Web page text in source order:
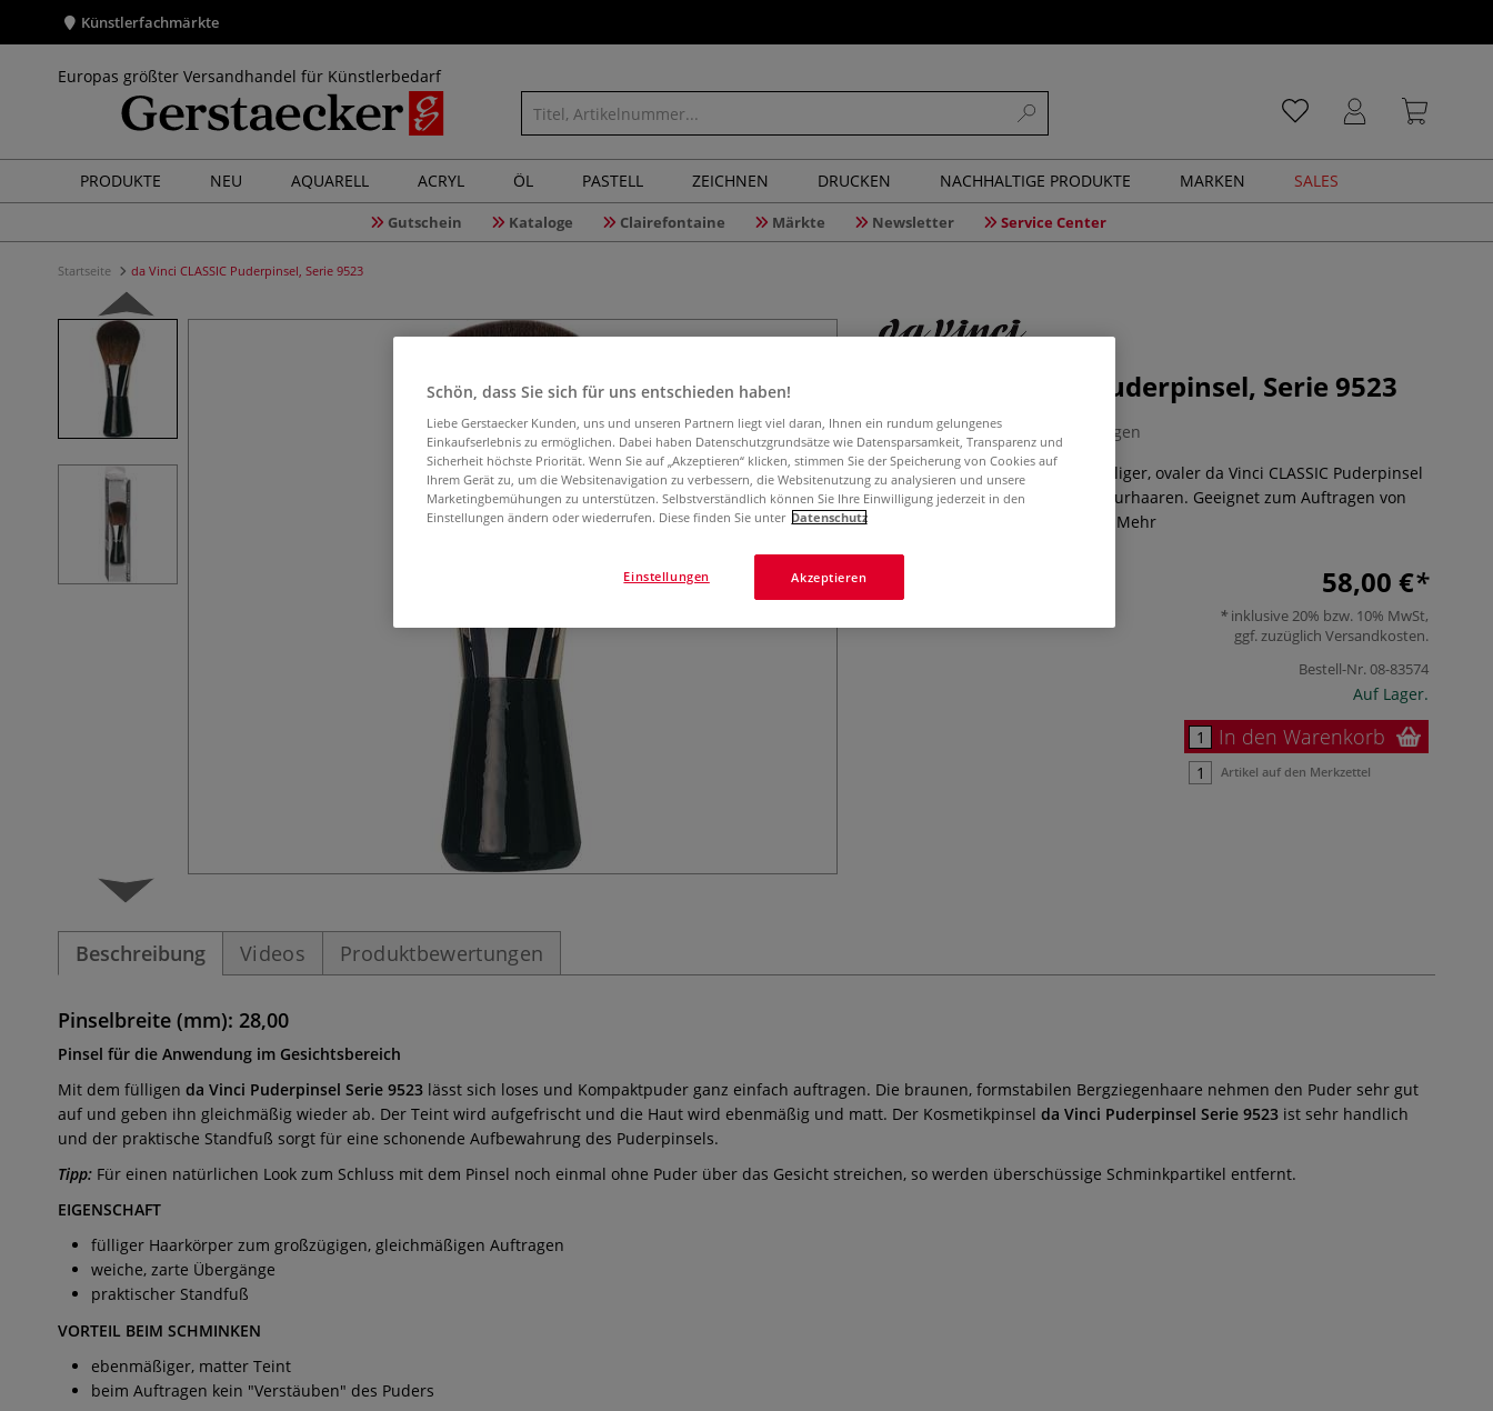
Künstlerfachmärkte
Europas größter Versandhandel für Künstlerbedarf
PRODUKTE NEU AQUARELL ACRYL ÖL PASTELL ZEICHNEN DRUCKEN NACHHALTIGE PRODUKTE MARKEN SALES
Gutschein Kataloge Clairefontaine Märkte Newsletter Service Center
Startseite da Vinci CLASSIC Puderpinsel, Serie 9523
da Vinci CLASSIC Puderpinsel, Serie 9523
0 Bewertungen
Kosmetikpinsel mit Standfuß. Fülliger, ovaler da Vinci CLASSIC Puderpinsel
Serie 9523 aus hochwertigen Naturhaaren. Geeignet zum Auftragen von
Mehr
58,00 €
inklusive 20% bzw. 10% MwSt,
ggf. zuzüglich Versandkosten.
Bestell-Nr.08-83574
Auf Lager.
In den Warenkorb
Artikel auf den Merkzettel
Beschreibung Videos Produktbewertungen
Pinselbreite (mm): 28,00
Pinsel für die Anwendung im Gesichtsbereich
Mit dem fülligen da Vinci Puderpinsel Serie 9523 lässt sich loses und Kompaktpuder ganz einfach auftragen. Die braunen, formstabilen Bergziegenhaare nehmen den Puder sehr gut
auf und geben ihn gleichmäßig wieder ab. Der Teint wird aufgefrischt und die Haut wird ebenmäßig und matt. Der Kosmetikpinsel da Vinci Puderpinsel Serie 9523 ist sehr handlich
und der praktische Standfuß sorgt für eine schonende Aufbewahrung des Puderpinsels.
Tipp: Für einen natürlichen Look zum Schluss mit dem Pinsel noch einmal ohne Puder über das Gesicht streichen, so werden überschüssige Schminkpartikel entfernt.
EIGENSCHAFT
fülliger Haarkörper zum großzügigen, gleichmäßigen Auftragen
weiche, zarte Übergänge
praktischer Standfuß
VORTEIL BEIM SCHMINKEN
ebenmäßiger, matter Teint
beim Auftragen kein "Verstäuben" des Puders
Schön, dass Sie sich für uns entschieden haben!
Liebe Gerstaecker Kunden, uns und unseren Partnern liegt viel daran, Ihnen ein rundum gelungenes
Einkaufserlebnis zu ermöglichen. Dabei haben Datenschutzgrundsätze wie Datensparsamkeit, Transparenz und
Sicherheit höchste Priorität. Wenn Sie auf „Akzeptieren“ klicken, stimmen Sie der Speicherung von Cookies auf
Ihrem Gerät zu, um die Websitenavigation zu verbessern, die Websitenutzung zu analysieren und unsere
Marketingbemühungen zu unterstützen. Selbstverständlich können Sie Ihre Einwilligung jederzeit in den
Einstellungen ändern oder wiederrufen. Diese finden Sie unter Datenschutz
Akzeptieren
Einstellungen